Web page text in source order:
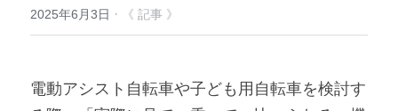
外商・卸
取扱い販売店
ブログ
採用情報
製品関連資料
企業情報
製品登録
検索
2025年6月3日 · 《 記事 》
電動アシスト自転車や子ども用自転車を検討す